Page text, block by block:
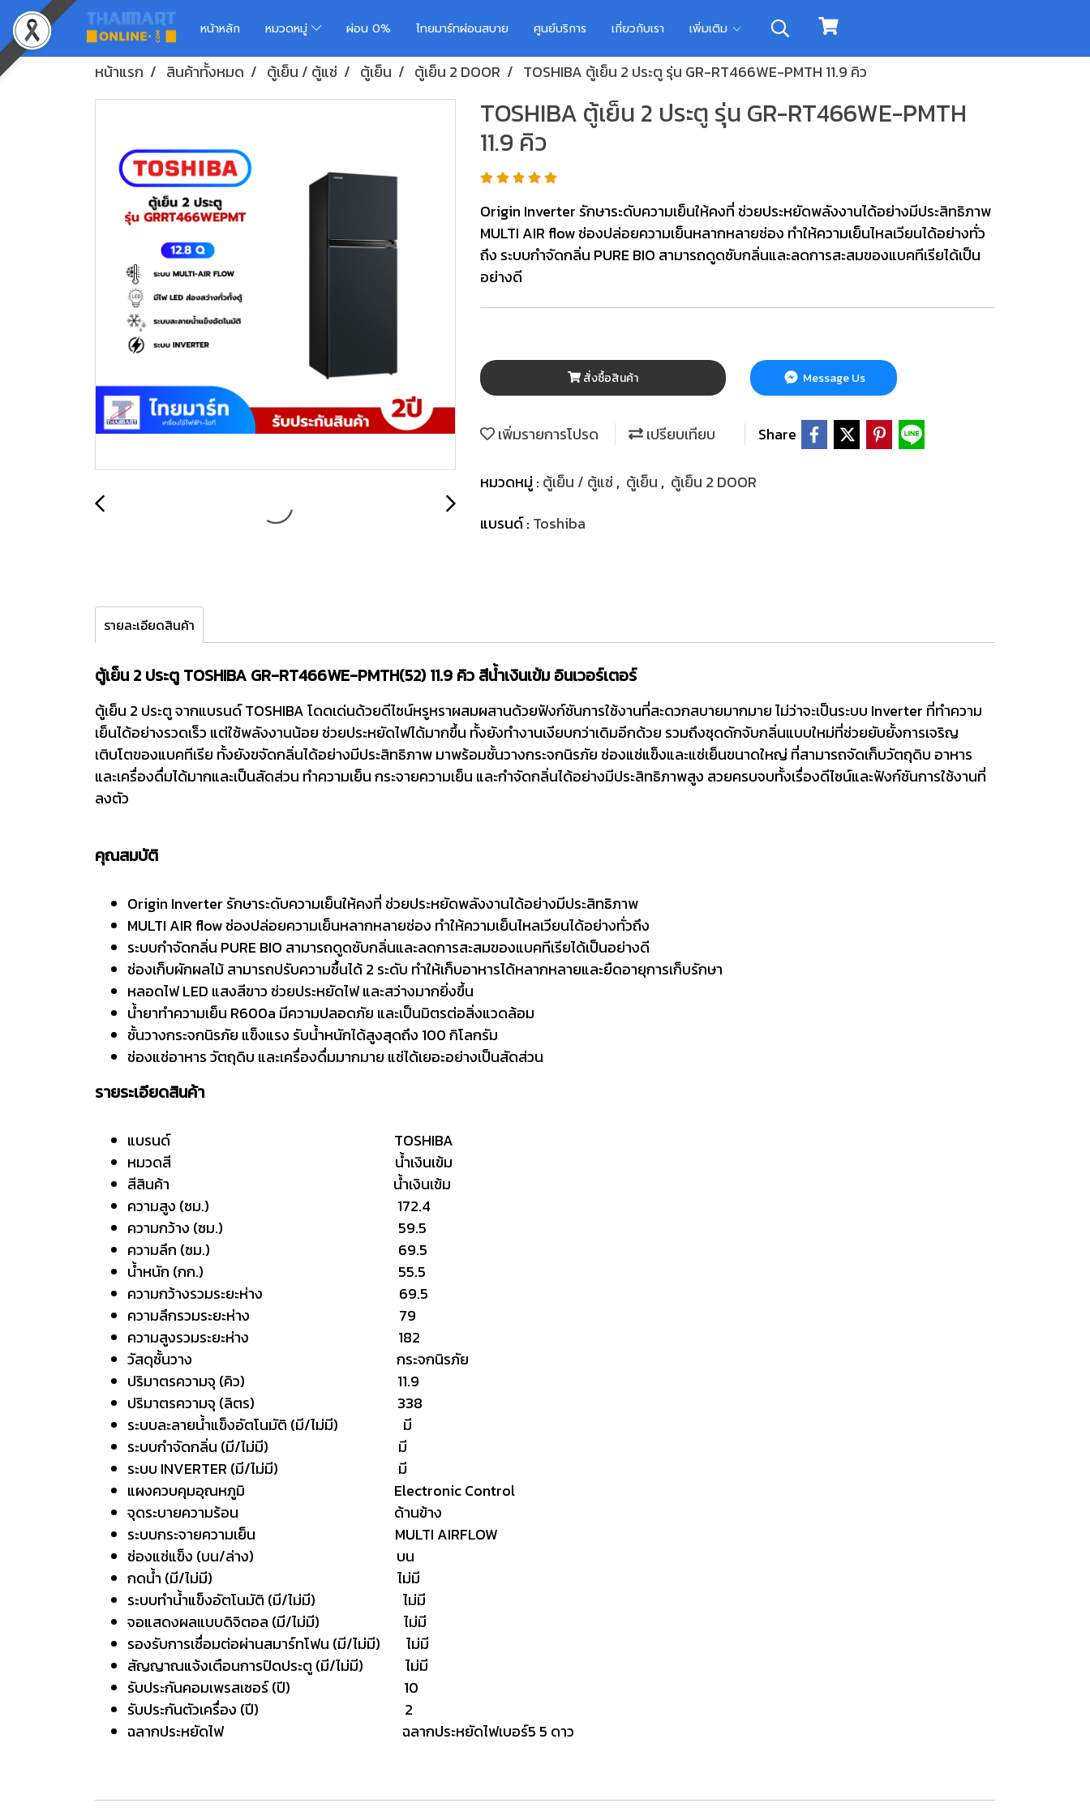
หน้าหลัก หมวดหมู่ ผ่อน 0% ไทยมาร์ทผ่อนสบาย ศูนย์บริการ เกี่ยวกับเรา เพิ่มเติม
หน้าแรก สินค้าทั้งหมด ตู้เย็น / ตู้แช่ ตู้เย็น ตู้เย็น 2 DOOR TOSHIBA ตู้เย็น 2 ประตู รุ่น GR-RT466WE-PMTH 11.9 คิว
TOSHIBA ตู้เย็น 2 ประตู รุ่น GR-RT466WE-PMTH
11.9 คิว
Origin Inverter รักษาระดับความเย็นให้คงที่ ช่วยประหยัดพลังงานได้อย่างมีประสิทธิภาพ
MULTI AIR flow ช่องปล่อยความเย็นหลากหลายช่อง ทำให้ความเย็นไหลเวียนได้อย่างทั่ว
ถึง ระบบกำจัดกลิ่น PURE BIO สามารถดูดซับกลิ่นและลดการสะสมของแบคทีเรียได้เป็น
อย่างดี
สั่งซื้อสินค้า Message Us
เพิ่มรายการโปรด เปรียบเทียบ Share
หมวดหมู่ : ตู้เย็น / ตู้แช่ , ตู้เย็น , ตู้เย็น 2 DOOR
แบรนด์ : Toshiba
รายละเอียดสินค้า
ตู้เย็น 2 ประตู TOSHIBA GR-RT466WE-PMTH(52) 11.9 คิว สีน้ำเงินเข้ม อินเวอร์เตอร์
ตู้เย็น 2 ประตู จากแบรนด์ TOSHIBA โดดเด่นด้วยดีไซน์หรูหราผสมผสานด้วยฟังก์ชันการใช้งานที่สะดวกสบายมากมาย ไม่ว่าจะเป็นระบบ Inverter ที่ทำความ
เย็นได้อย่างรวดเร็ว แต่ใช้พลังงานน้อย ช่วยประหยัดไฟได้มากขึ้น ทั้งยังทำงานเงียบกว่าเดิมอีกด้วย รวมถึงชุดดักจับกลิ่นแบบใหม่ที่ช่วยยับยั้งการเจริญ
เติบโตของแบคทีเรีย ทั้งยังขจัดกลิ่นได้อย่างมีประสิทธิภาพ มาพร้อมชั้นวางกระจกนิรภัย ช่องแช่แข็งและแช่เย็นขนาดใหญ่ ที่สามารถจัดเก็บวัตถุดิบ อาหาร
และเครื่องดื่มได้มากและเป็นสัดส่วน ทำความเย็น กระจายความเย็น และกำจัดกลิ่นได้อย่างมีประสิทธิภาพสูง สวยครบจบทั้งเรื่องดีไซน์และฟังก์ชันการใช้งานที่
ลงตัว
คุณสมบัติ
Origin Inverter รักษาระดับความเย็นให้คงที่ ช่วยประหยัดพลังงานได้อย่างมีประสิทธิภาพ
MULTI AIR flow ช่องปล่อยความเย็นหลากหลายช่อง ทำให้ความเย็นไหลเวียนได้อย่างทั่วถึง
ระบบกำจัดกลิ่น PURE BIO สามารถดูดซับกลิ่นและลดการสะสมของแบคทีเรียได้เป็นอย่างดี
ช่องเก็บผักผลไม้ สามารถปรับความชื้นได้ 2 ระดับ ทำให้เก็บอาหารได้หลากหลายและยืดอายุการเก็บรักษา
หลอดไฟ LED แสงสีขาว ช่วยประหยัดไฟ และสว่างมากยิ่งขึ้น
น้ำยาทำความเย็น R600a มีความปลอดภัย และเป็นมิตรต่อสิ่งแวดล้อม
ชั้นวางกระจกนิรภัย แข็งแรง รับน้ำหนักได้สูงสุดถึง 100 กิโลกรัม
ช่องแช่อาหาร วัตถุดิบ และเครื่องดื่มมากมาย แช่ได้เยอะอย่างเป็นสัดส่วน
รายระเอียดสินค้า
แบรนด์ TOSHIBA
หมวดสี น้ำเงินเข้ม
สีสินค้า น้ำเงินเข้ม
ความสูง (ซม.) 172.4
ความกว้าง (ซม.) 59.5
ความลึก (ซม.) 69.5
น้ำหนัก (กก.) 55.5
ความกว้างรวมระยะห่าง 69.5
ความลึกรวมระยะห่าง 79
ความสูงรวมระยะห่าง 182
วัสดุชั้นวาง กระจกนิรภัย
ปริมาตรความจุ (คิว) 11.9
ปริมาตรความจุ (ลิตร) 338
ระบบละลายน้ำแข็งอัตโนมัติ (มี/ไม่มี) มี
ระบบกำจัดกลิ่น (มี/ไม่มี) มี
ระบบ INVERTER (มี/ไม่มี) มี
แผงควบคุมอุณหภูมิ Electronic Control
จุดระบายความร้อน ด้านข้าง
ระบบกระจายความเย็น MULTI AIRFLOW
ช่องแช่แข็ง (บน/ล่าง) บน
กดน้ำ (มี/ไม่มี) ไม่มี
ระบบทำน้ำแข็งอัตโนมัติ (มี/ไม่มี) ไม่มี
จอแสดงผลแบบดิจิตอล (มี/ไม่มี) ไม่มี
รองรับการเชื่อมต่อผ่านสมาร์ทโฟน (มี/ไม่มี) ไม่มี
สัญญาณแจ้งเตือนการปิดประตู (มี/ไม่มี) ไม่มี
รับประกันคอมเพรสเซอร์ (ปี) 10
รับประกันตัวเครื่อง (ปี) 2
ฉลากประหยัดไฟ ฉลากประหยัดไฟเบอร์5 5 ดาว